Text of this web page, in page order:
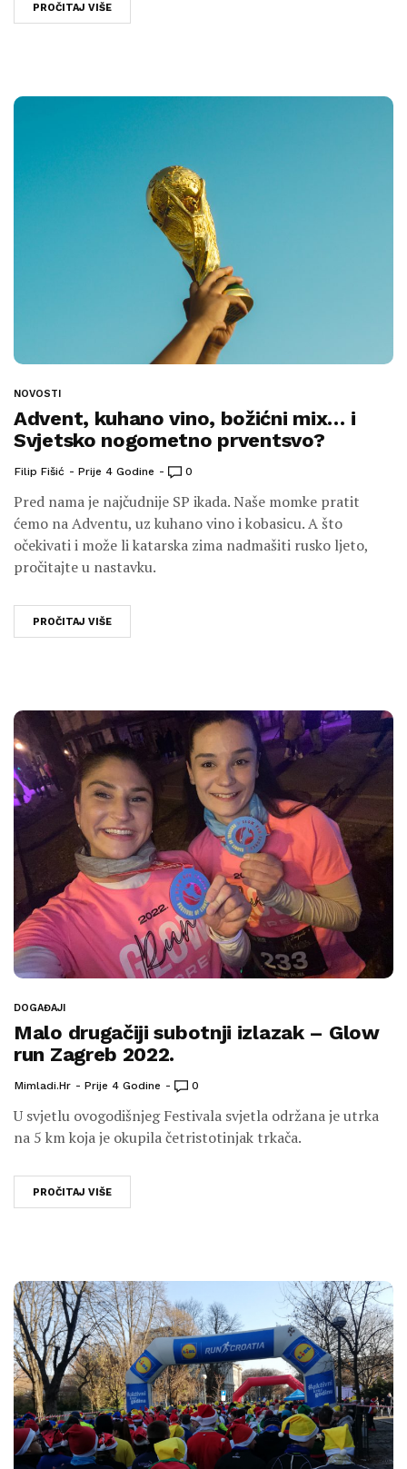
PROČITAJ VIŠE
NOVOSTI
Advent, kuhano vino, božićni mix… i
Svjetsko nogometno prventsvo?
Filip Fišić Prije 4 Godine 0
Pred nama je najčudnije SP ikada. Naše momke pratit
ćemo na Adventu, uz kuhano vino i kobasicu. A što
očekivati i može li katarska zima nadmašiti rusko ljeto,
pročitajte u nastavku.
PROČITAJ VIŠE
DOGAĐAJI
Malo drugačiji subotnji izlazak – Glow
run Zagreb 2022.
Mimladi.hr Prije 4 Godine 0
U svjetlu ovogodišnjeg Festivala svjetla održana je utrka
na 5 km koja je okupila četristotinjak trkača.
PROČITAJ VIŠE